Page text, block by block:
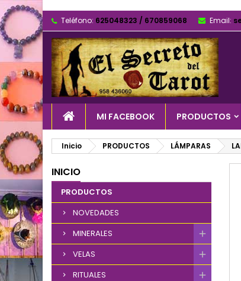
Teléfono: 625048323 / 670859068 Email:
MI FACEBOOK PRODUCTOS
Inicio PRODUCTOS LÁMPARAS
INICIO
PRODUCTOS
NOVEDADES
MINERALES
VELAS
RITUALES